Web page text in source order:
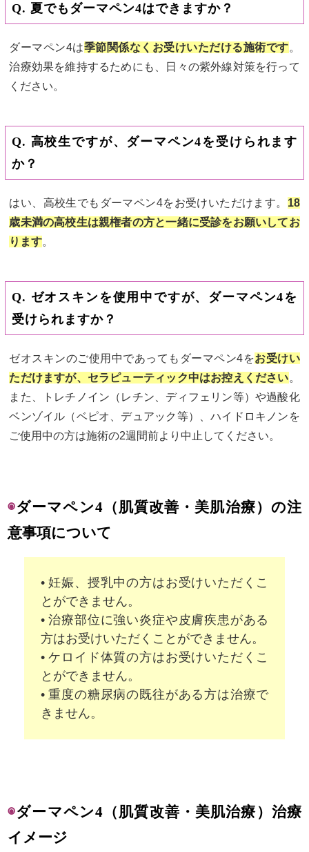
Q. 夏でもダーマペン4はできますか？
ダーマペン4は季節関係なくお受けいただける施術です。
治療効果を維持するためにも、日々の紫外線対策を行って
ください。
Q. 高校生ですが、ダーマペン4を受けられます
か？
はい、高校生でもダーマペン4をお受けいただけます。 18
歳未満の高校生は親権者の方と一緒に受診をお願いしてお
ります。
Q. ゼオスキンを使用中ですが、ダーマペン4を
受けられますか？
ゼオスキンのご使用中であってもダーマペン4をお受けい
ただけますが、セラピューティック中はお控えください。
また、トレチノイン（レチン、ディフェリン等）や過酸化
ベンゾイル（ベピオ、デュアック等）、ハイドロキノンを
ご使用中の方は施術の2週間前より中止してください。
◉ダーマペン4（肌質改善・美肌治療）の注
意事項について
• 妊娠、授乳中の方はお受けいただくこ
とができません。
• 治療部位に強い炎症や皮膚疾患がある
方はお受けいただくことができません。
• ケロイド体質の方はお受けいただくこ
とができません。
• 重度の糖尿病の既往がある方は治療で
きません。
◉ダーマペン4（肌質改善・美肌治療）治療
イメージ